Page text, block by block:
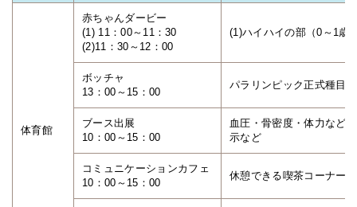
体育館
赤ちゃんダービー
(1) 11：00～11：30
(2)11：30～12：00
(1)ハイハイの部（0～1歳
ボッチャ
13：00～15：00
パラリンピック正式種目
ブース出展
10：00～15：00
血圧・骨密度・体力など
示など
コミュニケーションカフェ
10：00～15：00
休憩できる喫茶コーナー